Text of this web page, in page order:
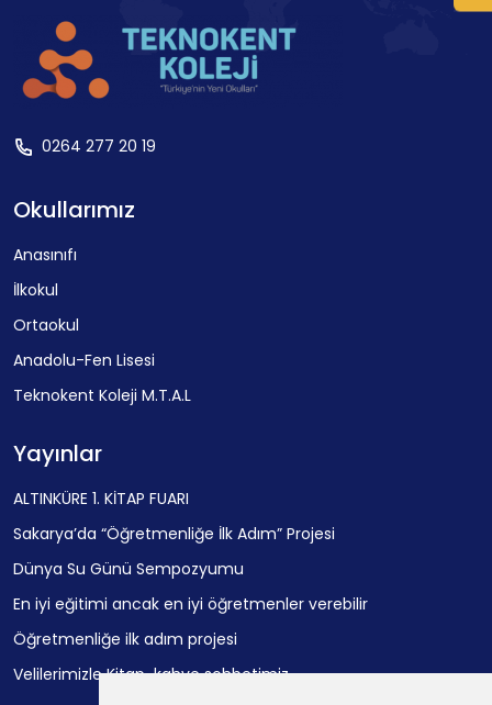
0264 277 20 19
Okullarımız
Anasınıfı
İlkokul
Ortaokul
Anadolu-Fen Lisesi
Teknokent Koleji M.T.A.L
Yayınlar
ALTINKÜRE 1. KİTAP FUARI
Sakarya’da “Öğretmenliğe İlk Adım” Projesi
Dünya Su Günü Sempozyumu
En iyi eğitimi ancak en iyi öğretmenler verebilir
Öğretmenliğe ilk adım projesi
Velilerimizle Kitap-kahve sohbetimiz.